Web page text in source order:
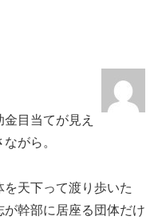
目当てが見え
がら。
天下って渡り歩いた
が幹部に居座る団体だけ